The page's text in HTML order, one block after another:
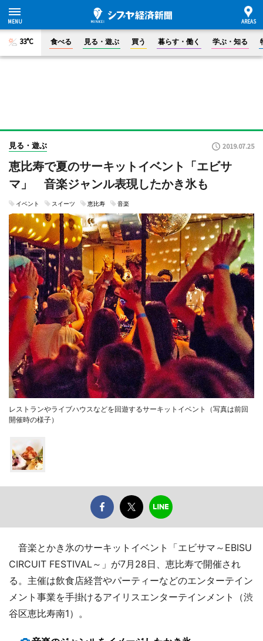
33°C 食べる 見る・遊ぶ 買う 暮らす・働く 学ぶ・知る
見る・遊ぶ 2019.07.25
恵比寿で夏のサーキットイベント「エビサ
マ」 音楽ジャンル表現したかき氷も
イベント スイーツ 恵比寿 音楽
レストランやライブハウスなどを回遊するサーキットイベント（写真は前回
開催時の様子）
音楽とかき氷のサーキットイベント「エビサマ～EBISU
CIRCUIT FESTIVAL～」が7月28日、恵比寿で開催され
る。主催は飲食店経営やパーティーなどのエンターテイン
メント事業を手掛けるアイリスエンターテインメント（渋
谷区恵比寿南1）。